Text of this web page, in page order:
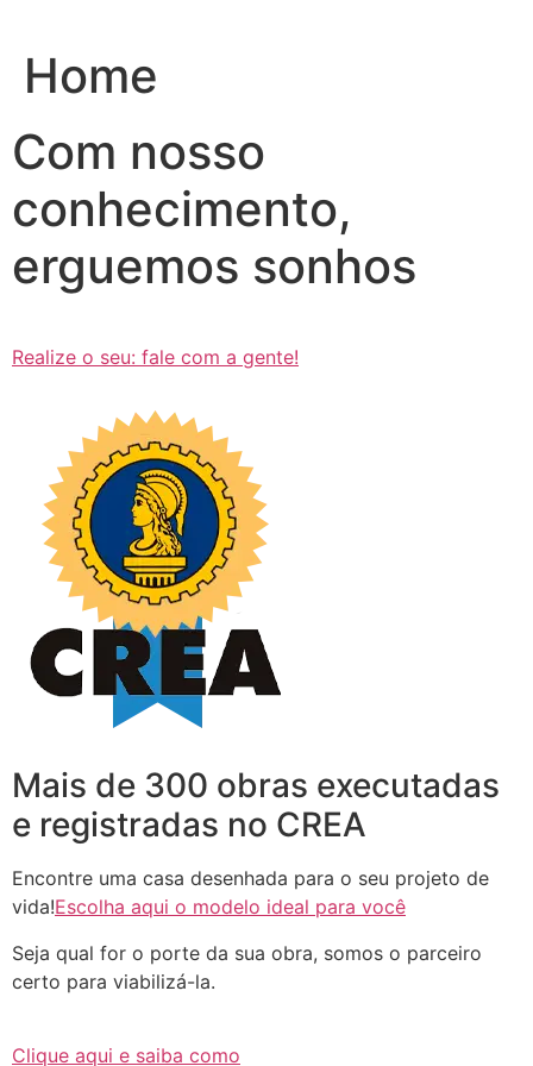
conteúdo
Home
Com nosso
conhecimento,
erguemos sonhos
Realize o seu: fale com a gente!
Mais de 300 obras executadas
e registradas no CREA
Encontre uma casa desenhada para o seu projeto de
vida!Escolha aqui o modelo ideal para você
Seja qual for o porte da sua obra, somos o parceiro
certo para viabilizá-la.
Clique aqui e saiba como